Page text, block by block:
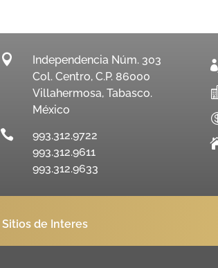

Independencia Núm. 303
Col. Centro, C.P. 86000
Villahermosa, Tabasco.
México

993.312.9722
993.312.9611
993.312.9633
Sitios de Interes